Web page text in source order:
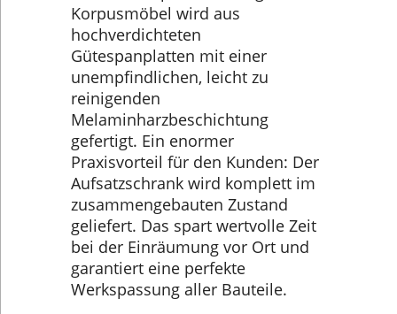
Korpusmöbel wird aus
hochverdichteten
Gütespanplatten mit einer
unempfindlichen, leicht zu
reinigenden
Melaminharzbeschichtung
gefertigt. Ein enormer
Praxisvorteil für den Kunden: Der
Aufsatzschrank wird komplett im
zusammengebauten Zustand
geliefert. Das spart wertvolle Zeit
bei der Einräumung vor Ort und
garantiert eine perfekte
Werkspassung aller Bauteile.